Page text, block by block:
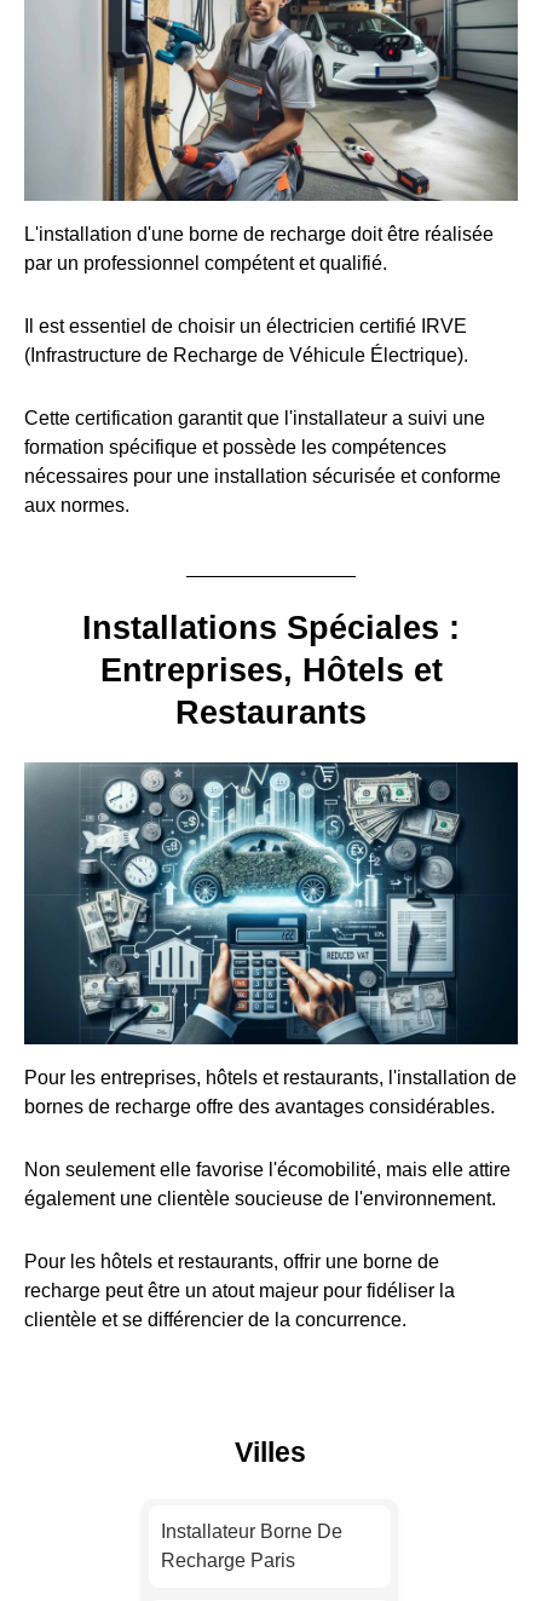
L'installation d'une borne de recharge doit être réalisée
par un professionnel compétent et qualifié.
Il est essentiel de choisir un électricien certifié IRVE
(Infrastructure de Recharge de Véhicule Électrique).
Cette certification garantit que l'installateur a suivi une
formation spécifique et possède les compétences
nécessaires pour une installation sécurisée et conforme
aux normes.
Installations Spéciales :
Entreprises, Hôtels et
Restaurants
Pour les entreprises, hôtels et restaurants, l'installation de
bornes de recharge offre des avantages considérables.
Non seulement elle favorise l'écomobilité, mais elle attire
également une clientèle soucieuse de l'environnement.
Pour les hôtels et restaurants, offrir une borne de
recharge peut être un atout majeur pour fidéliser la
clientèle et se différencier de la concurrence.
Villes
Installateur Borne De
Recharge Paris